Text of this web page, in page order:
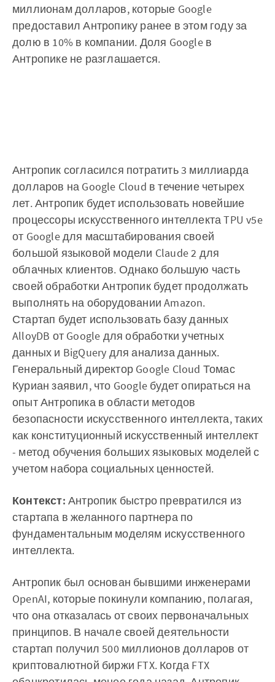
миллионам долларов, которые Google
предоставил Антропику ранее в этом году за
долю в 10% в компании. Доля Google в
Антропике не разглашается.
Антропик согласился потратить 3 миллиарда
долларов на Google Cloud в течение четырех
лет. Антропик будет использовать новейшие
процессоры искусственного интеллекта TPU v5e
от Google для масштабирования своей
большой языковой модели Claude 2 для
облачных клиентов. Однако большую часть
своей обработки Антропик будет продолжать
выполнять на оборудовании Amazon.
Стартап будет использовать базу данных
AlloyDB от Google для обработки учетных
данных и BigQuery для анализа данных.
Генеральный директор Google Cloud Томас
Куриан заявил, что Google будет опираться на
опыт Антропика в области методов
безопасности искусственного интеллекта, таких
как конституционный искусственный интеллект
- метод обучения больших языковых моделей с
учетом набора социальных ценностей.
Контекст: Антропик быстро превратился из
стартапа в желанного партнера по
фундаментальным моделям искусственного
интеллекта.
Антропик был основан бывшими инженерами
OpenAI, которые покинули компанию, полагая,
что она отказалась от своих первоначальных
принципов. В начале своей деятельности
стартап получил 500 миллионов долларов от
криптовалютной биржи FTX. Когда FTX